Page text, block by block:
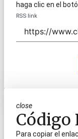
haga clic en el
RSS link
close
Código
Para copiar el